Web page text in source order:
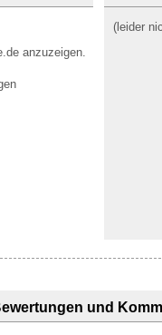
anzuzeigen.
(leider
und